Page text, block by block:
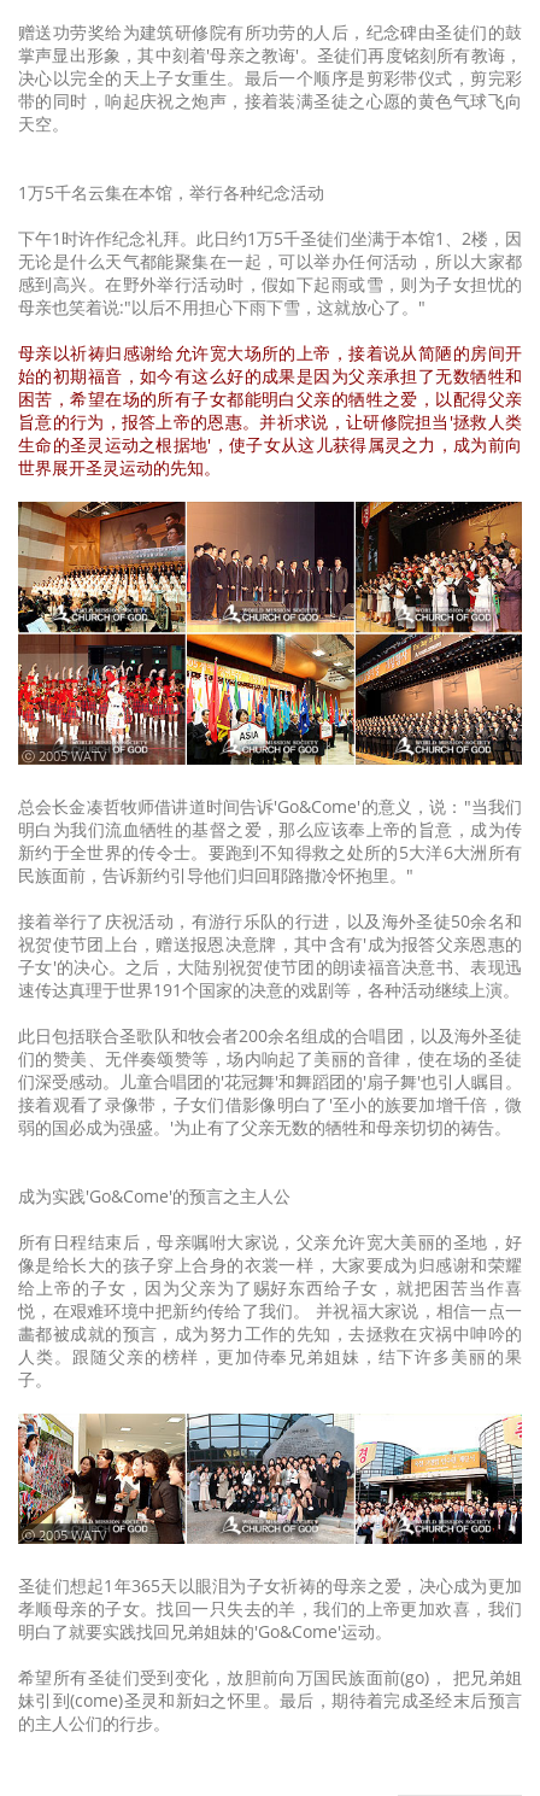
赠送功劳奖给为建筑研修院有所功劳的人后，纪念碑由圣徒们的鼓
掌声显出形象，其中刻着'母亲之教诲'。圣徒们再度铭刻所有教诲，
决心以完全的天上子女重生。最后一个顺序是剪彩带仪式，剪完彩
带的同时，响起庆祝之炮声，接着装满圣徒之心愿的黄色气球飞向
天空。
1万5千名云集在本馆，举行各种纪念活动
下午1时许作纪念礼拜。此日约1万5千圣徒们坐满于本馆1、2楼，因
无论是什么天气都能聚集在一起，可以举办任何活动，所以大家都
感到高兴。在野外举行活动时，假如下起雨或雪，则为子女担忧的
母亲也笑着说:"以后不用担心下雨下雪，这就放心了。"
母亲以祈祷归感谢给允许宽大场所的上帝，接着说从简陋的房间开
始的初期福音，如今有这么好的成果是因为父亲承担了无数牺牲和
困苦，希望在场的所有子女都能明白父亲的牺牲之爱，以配得父亲
旨意的行为，报答上帝的恩惠。并祈求说，让研修院担当'拯救人类
生命的圣灵运动之根据地'，使子女从这儿获得属灵之力，成为前向
世界展开圣灵运动的先知。
ⓒ 2005 WATV
总会长金凑哲牧师借讲道时间告诉'Go&Come'的意义，说："当我们
明白为我们流血牺牲的基督之爱，那么应该奉上帝的旨意，成为传
新约于全世界的传令士。要跑到不知得救之处所的5大洋6大洲所有
民族面前，告诉新约引导他们归回耶路撒冷怀抱里。"
接着举行了庆祝活动，有游行乐队的行进，以及海外圣徒50余名和
祝贺使节团上台，赠送报恩决意牌，其中含有'成为报答父亲恩惠的
子女'的决心。之后，大陆别祝贺使节团的朗读福音决意书、表现迅
速传达真理于世界191个国家的决意的戏剧等，各种活动继续上演。
此日包括联合圣歌队和牧会者200余名组成的合唱团，以及海外圣徒
们的赞美、无伴奏颂赞等，场内响起了美丽的音律，使在场的圣徒
们深受感动。儿童合唱团的'花冠舞'和舞蹈团的'扇子舞'也引人瞩目。
接着观看了录像带，子女们借影像明白了'至小的族要加增千倍，微
弱的国必成为强盛。'为止有了父亲无数的牺牲和母亲切切的祷告。
成为实践'Go&Come'的预言之主人公
所有日程结束后，母亲嘱咐大家说，父亲允许宽大美丽的圣地，好
像是给长大的孩子穿上合身的衣裳一样，大家要成为归感谢和荣耀
给上帝的子女，因为父亲为了赐好东西给子女，就把困苦当作喜
悦，在艰难环境中把新约传给了我们。 并祝福大家说，相信一点一
畵都被成就的预言，成为努力工作的先知，去拯救在灾祸中呻吟的
人类。跟随父亲的榜样，更加侍奉兄弟姐妹，结下许多美丽的果
子。
ⓒ 2005 WATV
圣徒们想起1年365天以眼泪为子女祈祷的母亲之爱，决心成为更加
孝顺母亲的子女。找回一只失去的羊，我们的上帝更加欢喜，我们
明白了就要实践找回兄弟姐妹的'Go&Come'运动。
希望所有圣徒们受到变化，放胆前向万国民族面前(go)， 把兄弟姐
妹引到(come)圣灵和新妇之怀里。最后，期待着完成圣经末后预言
的主人公们的行步。